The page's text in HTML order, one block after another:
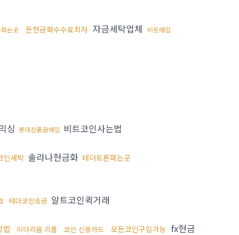
는곳 돈현금화수수료최저 자금세탁업체 비트매입
싱 롯데상품권매입 비트코인사는법
인세탁 솔라나현금화 테더트론파는곳
테더코인송금 알트코인퀵거래
법 이더리움 리플 코인 신용카드 모든코인구입가능 fx현금